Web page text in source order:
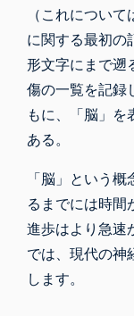
（これについ
に関する最初の
形文字にまで遡
傷の一覧を記録
もに、「脳」
ある。
「脳」という
るまでには時間
進歩はより急速
では、現代の神
します。